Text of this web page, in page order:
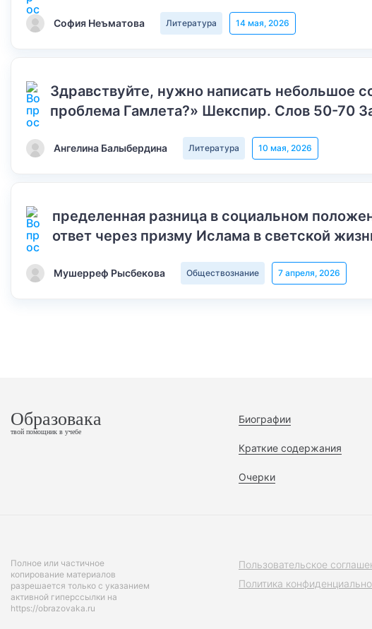
София Неъматова Литература 14 мая, 2026
Здравствуйте, нужно написать небольшое
проблема Гамлета?» Шекспир. Слов 50-70
Ангелина Балыбердина Литература 10 мая, 2026
пределенная разница в социальном
ответ через призму Ислама в светской
Мушерреф Рысбекова Обществознание 7 апреля, 2026
Образовака
твой помощник в учебе
Биографии
Краткие содержания
Очерки
Полное или частичное
копирование материалов
разрешается только с указанием
активной гиперссылки на
https://obrazovaka.ru
Пользовательское
Политика